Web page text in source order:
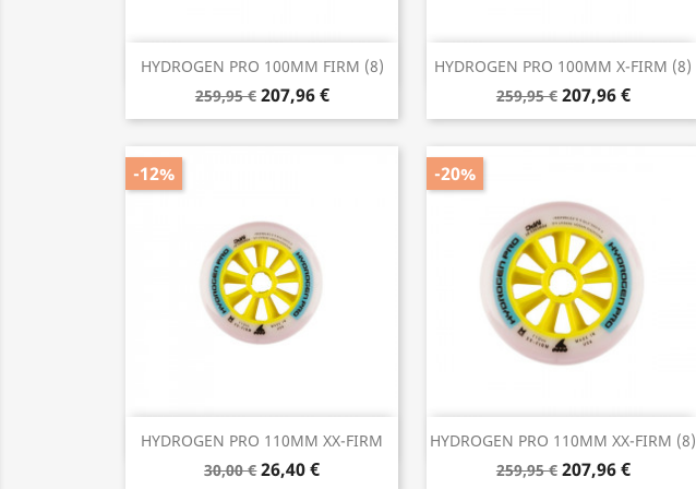
HYDROGEN PRO 100MM FIRM (8)
259,95 € 207,96 €
 Anteprima
HYDROGEN PRO 100MM X-FIRM (8)
259,95 € 207,96 €
Anteprima
HYDROGEN PRO 110MM XX-FIRM
30,00 € 26,40 €
-12%
 Anteprima
HYDROGEN PRO 110MM XX-FIRM (8)
259,95 € 207,96 €
-20%
Anteprima